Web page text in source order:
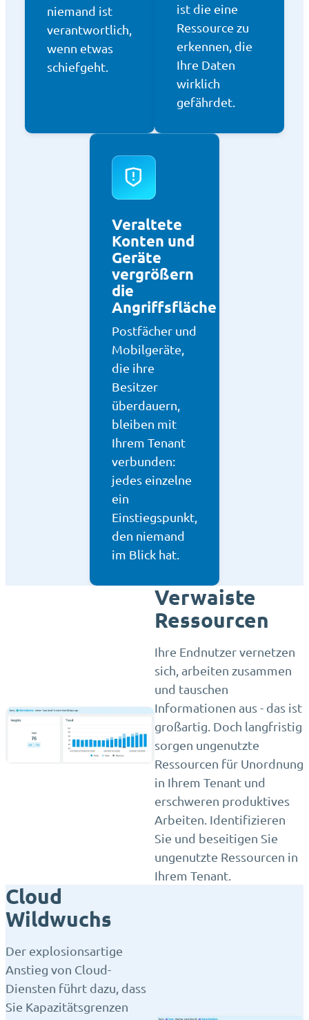
niemand ist
verantwortlich,
wenn etwas
schiefgeht.
ist die eine
Ressource zu
erkennen, die
Ihre Daten
wirklich
gefährdet.
Veraltete
Konten und
Geräte
vergrößern
die
Angriffsfläche
Postfächer und
Mobilgeräte,
die ihre
Besitzer
überdauern,
bleiben mit
Ihrem Tenant
verbunden:
jedes einzelne
ein
Einstiegspunkt,
den niemand
im Blick hat.
Verwaiste
Ressourcen
Ihre Endnutzer vernetzen
sich, arbeiten zusammen
und tauschen
Informationen aus - das ist
großartig. Doch langfristig
sorgen ungenutzte
Ressourcen für Unordnung
in Ihrem Tenant und
erschweren produktives
Arbeiten. Identifizieren
Sie und beseitigen Sie
ungenutzte Ressourcen in
Ihrem Tenant.
Cloud
Wildwuchs
Der explosionsartige
Anstieg von Cloud-
Diensten führt dazu, dass
Sie Kapazitätsgrenzen